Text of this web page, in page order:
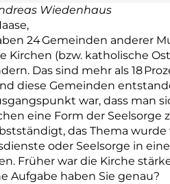
Wiedenhaus
24 Gemeinden anderer
Kirchen (bzw. katholische
Das sind mehr als 18
diese Gemeinden
war, dass man
eine Form der Seelsorge
das Thema
oder Seelsorge in
Früher war die Kirche
Aufgabe haben Sie genau?